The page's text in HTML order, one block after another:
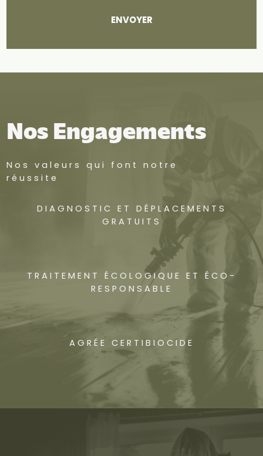
Nos Engagements
Nos valeurs qui font notre
réussite
DIAGNOSTIC ET DÉPLACEMENTS
GRATUITS
TRAITEMENT ÉCOLOGIQUE ET ÉCO-
RESPONSABLE
AGRÉE CERTIBIOCIDE